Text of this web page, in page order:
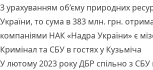
З урахуванням об’єму природних
України, то сума в 383 млн. грн.
компаніями НАК «Надра України» є
Кримінал та СБУ в гостях у Кузьміча
У лютому 2023 року ДБР спільно з СБУ